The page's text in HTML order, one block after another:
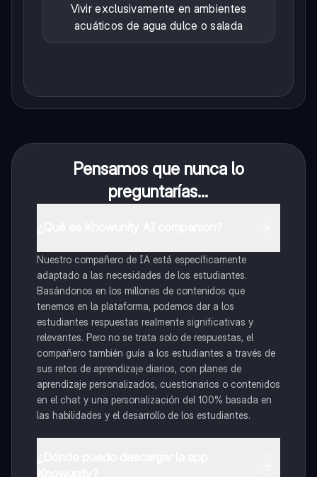
Vivir exclusivamente en ambientes
acuáticos de agua dulce o salada
Pensamos que nunca lo
preguntarías...
Nuestro compañero de IA está específicamente
adaptado a las necesidades de los estudiantes.
Basándonos en los millones de contenidos que
tenemos en la plataforma, podemos dar a los
estudiantes respuestas realmente significativas y
relevantes. Pero no se trata solo de respuestas, el
compañero también guía a los estudiantes a través de
sus retos de aprendizaje diarios, con planes de
aprendizaje personalizados, cuestionarios o contenidos
en el chat y una personalización del 100% basada en
las habilidades y el desarrollo de los estudiantes.